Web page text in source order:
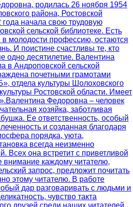
родилась 26 ноября 1954
района, Ростовской
начала свою трудовую
сельской библиотеке. Есть
молодости профессию, остаются
И поистине счастливы те, кто
одно десятилетие. Валентина
в Андроповской сельской
почетными грамотами
отдела культуры Шолоховского
Ростовской области. Имеет
Федоровна – человек
хозяйка, заботливая
Ее ответственность, особый
и созданная благодаря
порядка, уюта,
всегда неизменно
Всех она встретит с приветливой
внимание каждому читателю,
запрос, предложит почитать
этому читателю. В работе
дар разговаривать с людьми и
чувство такта